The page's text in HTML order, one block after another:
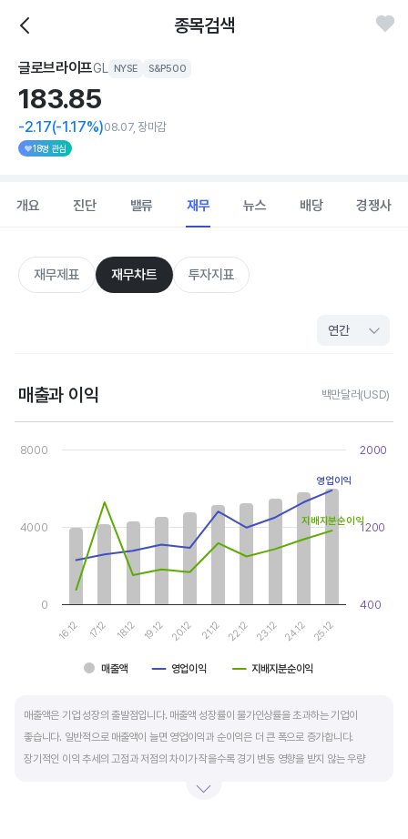
종목검색
글로브라이프GL NYSE S&P500
183.85
-2.17(-1.17%)08.07, 장마감
18명 관심
개요 진단 밸류 재무 뉴스 배당 경쟁사
재무제표 재무차트 투자지표
매출과 이익 백만달러(USD)
Chart
View as data table, Chart
The chart has 2 Y axes displaying values, and values.
매출액 영업이익 지배지분순이익
16.12 17.12 18.12 19.12 20.12 21.12 22.12 23.12 24.12 25.12
0
4000
8000
400
1200
2000
영업이익
지배지분순이익
매출액은 기업 성장의 출발점입니다. 매출액 성장률이 물가인상률을 초과하는 기업이
좋습니다. 일반적으로 매출액이 늘면 영업이익과 순이익은 더 큰 폭으로 증가합니다.
장기적인 이익 추세의 고점과 저점의 차이가 작을수록 경기 변동 영향을 받지 않는 우량